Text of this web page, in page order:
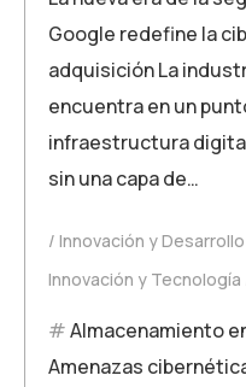
Google redefine la
adquisición La
encuentra en un
infraestructura
sin una capa de…
Innovación y Desarrollo
Innovación y Tecnología
Almacenamiento
Amenazas